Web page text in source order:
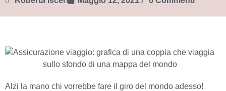
Alzi la mano chi vorrebbe fare il giro del mondo adesso!